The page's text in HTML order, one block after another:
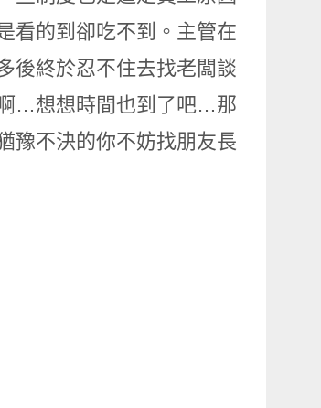
看的到卻吃不到。主管在
後終於忍不住去找老闆談
…想想時間也到了吧…那
豫不決的你不妨找朋友長